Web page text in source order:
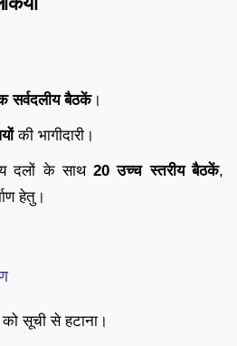
सर्वदलीय बैठकें।
की भागीदारी।
दलों के साथ20 उच्च स्तरीय बैठकें,
हेतु।
को सूची से हटाना।